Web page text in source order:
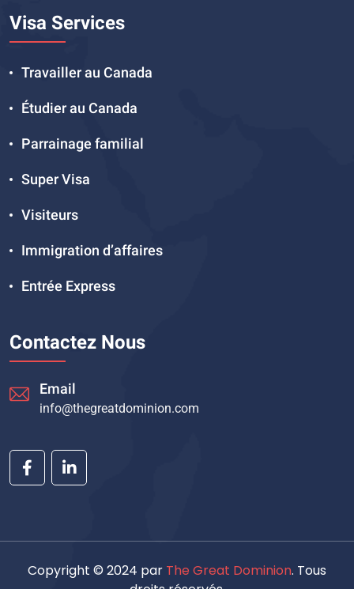
Visa Services
Travailler au Canada
Étudier au Canada
Parrainage familial
Super Visa
Visiteurs
Immigration d’affaires
Entrée Express
Contactez Nous
Email
info@thegreatdominion.com
Copyright © 2024 par The Great Dominion. Tous